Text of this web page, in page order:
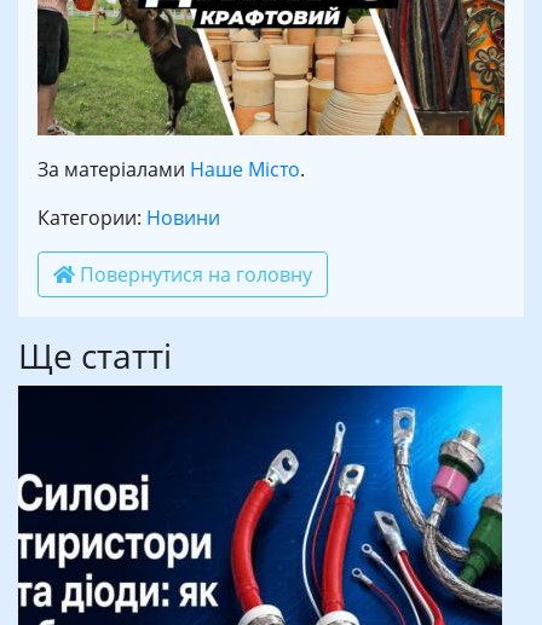
За матеріалами Наше Місто.
Категории: Новини
Повернутися на головну
Ще статті